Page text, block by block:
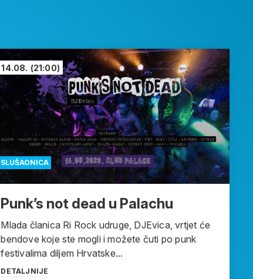
SLUŠAONICA
14.08. (21:00)
Punk’s not dead u Palachu
Mlada članica Ri Rock udruge, DJEvica, vrtjet će
bendove koje ste mogli i možete čuti po punk
festivalima diljem Hrvatske...
DETALJNIJE